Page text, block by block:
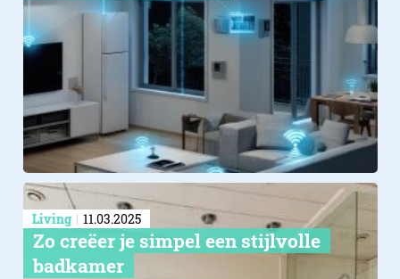
Living 11.03.2025
Zo creëer je simpel een stijlvolle
badkamer